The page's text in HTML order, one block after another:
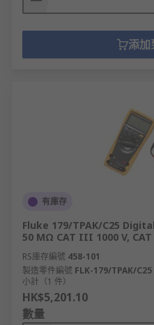
添加
有庫存
Fluke 179/TPAK/C25
50 MΩ CAT III 1000 V, CAT
RS庫存編號 458-101
製造零件編號 FLK-179/TPAK/C25
小計（1 件）
HK$5,201.10
數量